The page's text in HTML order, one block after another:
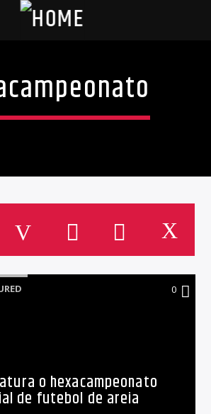
0
o hexacampeonato
de futebol de areia